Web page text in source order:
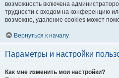
возможность включена
трудности с входом на конференцию
возможно, удаление cookies может
Вернуться к началу
Параметры и настройки
Как мне изменить мои настройки?